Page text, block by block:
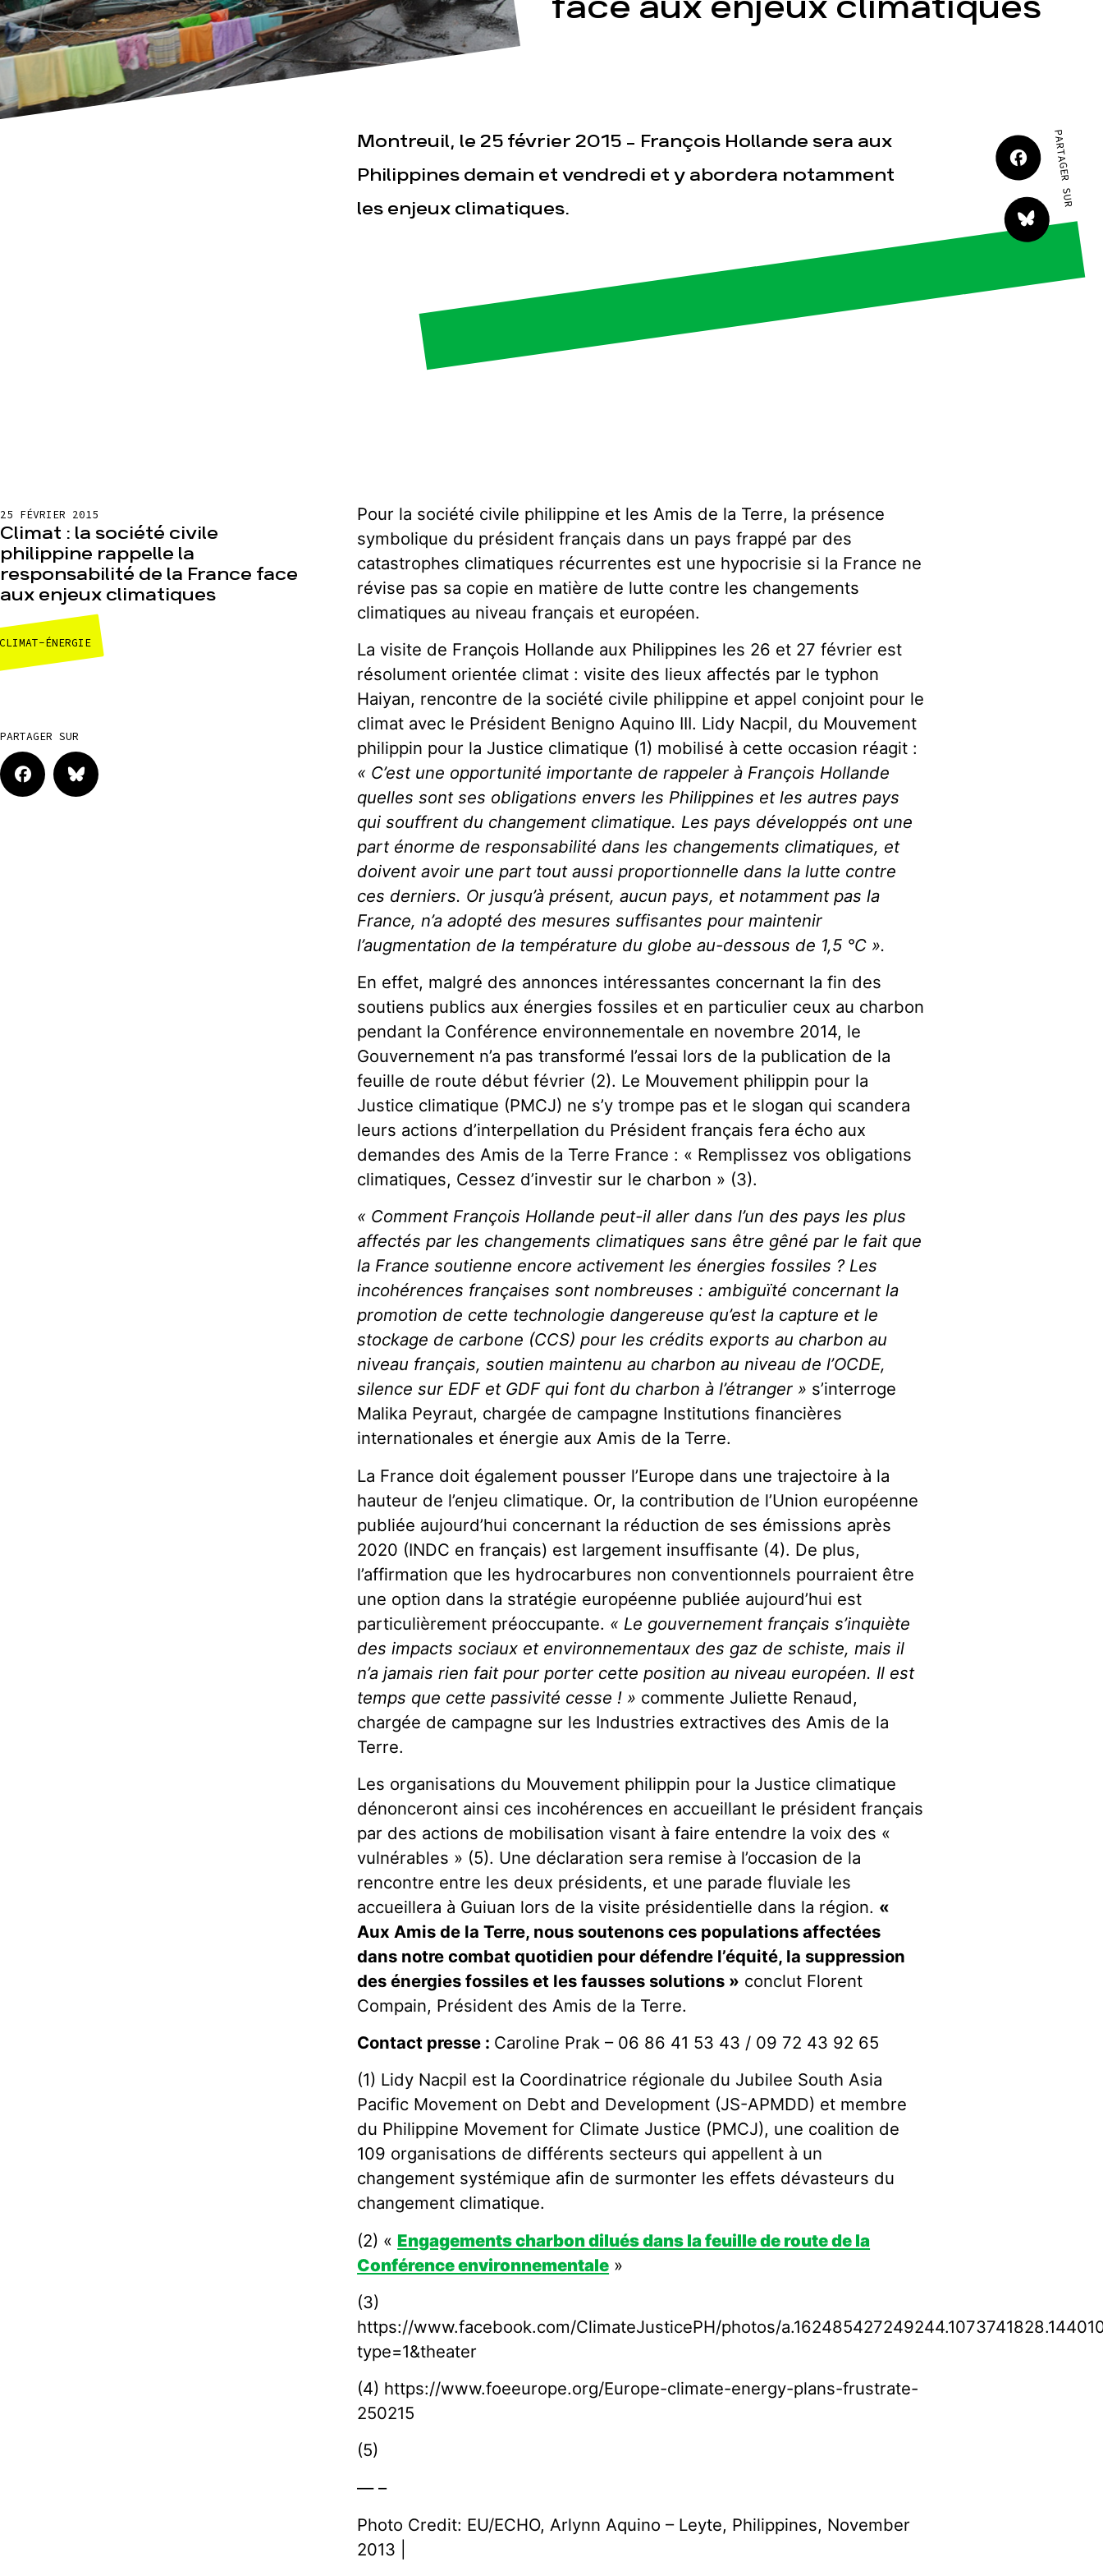
JE M'IMPLIQUE
Espace presse Publications Contact
face aux enjeux climatiques
Montreuil, le 25 février 2015 - François Hollande sera aux
Philippines demain et vendredi et y abordera notamment
les enjeux climatiques.
PARTAGER SUR
25 FÉVRIER 2015
Climat : la société civile
philippine rappelle la
responsabilité de la France face
aux enjeux climatiques
ÉNERGIE
PARTAGER SUR
Pour la société civile philippine et les Amis de la Terre, la présence
symbolique du président français dans un pays frappé par des
catastrophes climatiques récurrentes est une hypocrisie si la France ne
révise pas sa copie en matière de lutte contre les changements
climatiques au niveau français et européen.
La visite de François Hollande aux Philippines les 26 et 27 février est
résolument orientée climat : visite des lieux affectés par le typhon
Haiyan, rencontre de la société civile philippine et appel conjoint pour le
climat avec le Président Benigno Aquino III. Lidy Nacpil, du Mouvement
philippin pour la Justice climatique (1) mobilisé à cette occasion réagit :
« C’est une opportunité importante de rappeler à François Hollande
quelles sont ses obligations envers les Philippines et les autres pays
qui souffrent du changement climatique. Les pays développés ont une
part énorme de responsabilité dans les changements climatiques, et
doivent avoir une part tout aussi proportionnelle dans la lutte contre
ces derniers. Or jusqu’à présent, aucun pays, et notamment pas la
France, n’a adopté des mesures suffisantes pour maintenir
l’augmentation de la température du globe au-dessous de 1,5 °C ».
En effet, malgré des annonces intéressantes concernant la fin des
soutiens publics aux énergies fossiles et en particulier ceux au charbon
pendant la Conférence environnementale en novembre 2014, le
Gouvernement n’a pas transformé l’essai lors de la publication de la
feuille de route début février (2). Le Mouvement philippin pour la
Justice climatique (PMCJ) ne s’y trompe pas et le slogan qui scandera
leurs actions d’interpellation du Président français fera écho aux
demandes des Amis de la Terre France : « Remplissez vos obligations
climatiques, Cessez d’investir sur le charbon » (3).
« Comment François Hollande peut-il aller dans l’un des pays les plus
affectés par les changements climatiques sans être gêné par le fait que
la France soutienne encore activement les énergies fossiles ? Les
incohérences françaises sont nombreuses : ambiguïté concernant la
promotion de cette technologie dangereuse qu’est la capture et le
stockage de carbone (CCS) pour les crédits exports au charbon au
niveau français, soutien maintenu au charbon au niveau de l’OCDE,
silence sur EDF et GDF qui font du charbon à l’étranger » s’interroge
Malika Peyraut, chargée de campagne Institutions financières
internationales et énergie aux Amis de la Terre.
La France doit également pousser l’Europe dans une trajectoire à la
hauteur de l’enjeu climatique. Or, la contribution de l’Union européenne
publiée aujourd’hui concernant la réduction de ses émissions après
2020 (INDC en français) est largement insuffisante (4). De plus,
l’affirmation que les hydrocarbures non conventionnels pourraient être
une option dans la stratégie européenne publiée aujourd’hui est
particulièrement préoccupante. « Le gouvernement français s’inquiète
des impacts sociaux et environnementaux des gaz de schiste, mais il
n’a jamais rien fait pour porter cette position au niveau européen. Il est
temps que cette passivité cesse ! » commente Juliette Renaud,
chargée de campagne sur les Industries extractives des Amis de la
Terre.
Les organisations du Mouvement philippin pour la Justice climatique
dénonceront ainsi ces incohérences en accueillant le président français
par des actions de mobilisation visant à faire entendre la voix des «
vulnérables » (5). Une déclaration sera remise à l’occasion de la
rencontre entre les deux présidents, et une parade fluviale les
accueillera à Guiuan lors de la visite présidentielle dans la région. «
Aux Amis de la Terre, nous soutenons ces populations affectées
dans notre combat quotidien pour défendre l’équité, la suppression
des énergies fossiles et les fausses solutions » conclut Florent
Compain, Président des Amis de la Terre.
Contact presse : Caroline Prak – 06 86 41 53 43 / 09 72 43 92 65
(1) Lidy Nacpil est la Coordinatrice régionale du Jubilee South Asia
Pacific Movement on Debt and Development (JS-APMDD) et membre
du Philippine Movement for Climate Justice (PMCJ), une coalition de
109 organisations de différents secteurs qui appellent à un
changement systémique afin de surmonter les effets dévasteurs du
changement climatique.
(2) « Engagements charbon dilués dans la feuille de route de la
Conférence environnementale »
(3)
https://www.facebook.com/ClimateJusticePH/photos/
type=1&theater
(4) https://www.foeeurope.org/Europe-climate-energy-plans-frustrate-
250215
(5)
— –
Photo Credit: EU/ECHO, Arlynn Aquino – Leyte, Philippines, November
2013 |